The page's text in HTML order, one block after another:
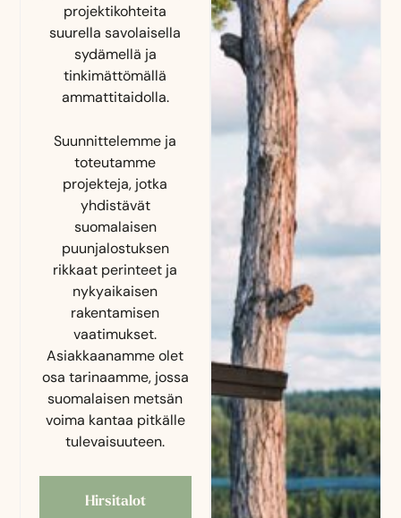
projektikohteita
suurella savolaisella
sydämellä ja
tinkimättömällä
ammattitaidolla.
Suunnittelemme ja
toteutamme
projekteja, jotka
yhdistävät
suomalaisen
puunjalostuksen
rikkaat perinteet ja
nykyaikaisen
rakentamisen
vaatimukset.
Asiakkaanamme olet
osa tarinaamme, jossa
suomalaisen metsän
voima kantaa pitkälle
tulevaisuuteen.
Hirsitalot